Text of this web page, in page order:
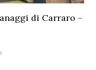
di Carraro –